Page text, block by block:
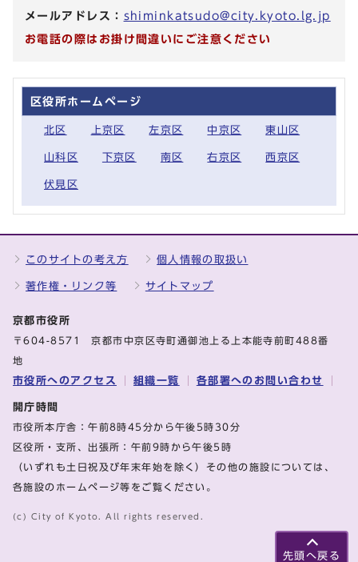
メールアドレス： shiminkatsudo@city.kyoto.lg.jp
お電話の際はお掛け間違いにご注意ください
区役所ホームページ
北区 上京区 左京区 中京区 東山区
山科区 下京区 南区 右京区 西京区
伏見区
先頭へ戻る
このサイトの考え方 個人情報の取扱い
著作権・リンク等 サイトマップ
京都市役所
〒604-8571 京都市中京区寺町通御池上る上本能寺前町488番
地
市役所へのアクセス 組織一覧 各部署へのお問い合わせ
開庁時間
市役所本庁舎：午前8時45分から午後5時30分
区役所・支所、出張所：午前9時から午後5時
（いずれも土日祝及び年末年始を除く）その他の施設については、
各施設のホームページ等をご覧ください。
(c) City of Kyoto. All rights reserved.